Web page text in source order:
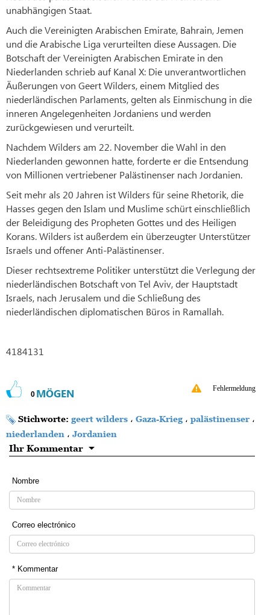
unabhängigen Staat.
Auch die Vereinigten Arabischen Emirate, Bahrain, Jemen
und die Arabische Liga verurteilten diese Aussagen. Die
Botschaft der Vereinigten Arabischen Emirate in den
Niederlanden schrieb auf Kanal X: Die unverantwortlichen
Äußerungen von Geert Wilders, einem Mitglied des
niederländischen Parlaments, gelten als Einmischung in die
inneren Angelegenheiten Jordaniens und werden
zurückgewiesen und verurteilt.
Nachdem Wilders am 22. November die Wahl in den
Niederlanden gewonnen hatte, forderte er die Entsendung
von Millionen vertriebener Palästinenser nach Jordanien.
Seit mehr als 20 Jahren ist Wilders für seine Rhetorik, die
Hasses gegen den Islam und Muslime schürt einschließlich
der Beleidigung des Propheten Gottes und des Heiligen
Korans. Wilders ist außerdem ein überzeugter Unterstützer
Israels und offener Anti-Palästinenser.
Dieser rechtsextreme Politiker unterstützt die Verlegung der
niederländischen Botschaft von Tel Aviv, der Hauptstadt
Israels, nach Jerusalem und die Schließung des
niederländischen diplomatischen Büros in Ramallah.
4184131
0 MÖGEN Fehlermeldung
Stichworte: geert wilders ، Gaza-Krieg ، palästinenser ،
niederlanden ، Jordanien
Ihr Kommentar
Nombre
Correo electrónico
* Kommentar